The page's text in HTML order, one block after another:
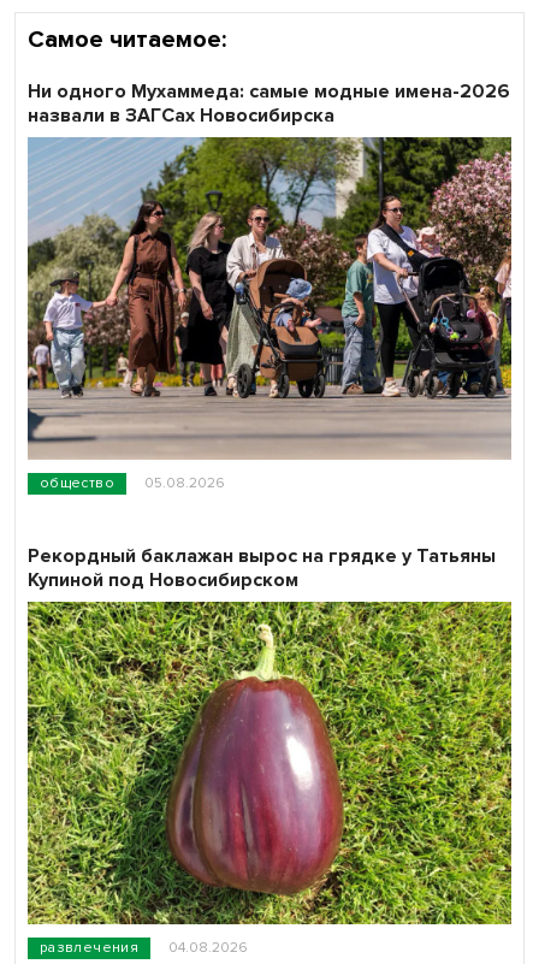
Самое читаемое:
общество 05.08.2026
Ни одного Мухаммеда: самые модные имена-2026
назвали в ЗАГСах Новосибирска
развлечения 04.08.2026
Рекордный баклажан вырос на грядке у Татьяны
Купиной под Новосибирском